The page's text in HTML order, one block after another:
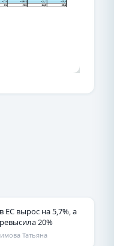
вырос на 5,7%, а
20%
Татьяна